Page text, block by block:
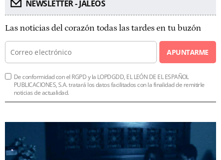
NEWSLETTER - JALEOS
Las noticias del corazón todas las tardes en tu buzón
APUNTARME
De conformidad con el RGPD y la LOPDGDD, EL LEÓN DE EL ESPAÑOL
PUBLICACIONES, S.A. tratará los datos facilitados con la finalidad de remitirle
noticias de actualidad.